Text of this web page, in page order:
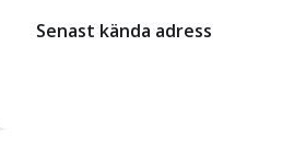
Senast kända adress